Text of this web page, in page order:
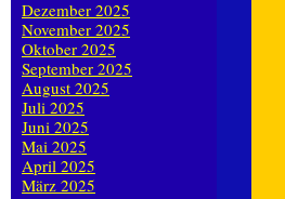
Dezember 2025
November 2025
Oktober 2025
September 2025
August 2025
Juli 2025
Juni 2025
Mai 2025
April 2025
März 2025